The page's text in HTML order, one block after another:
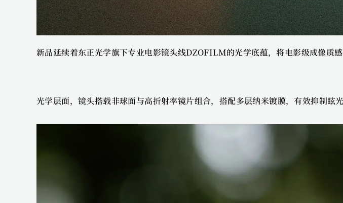
新品延续着东正光学旗下专业电影镜头线DZOFILM的光学底蕴，将电影级成像质
光学层面，镜头搭载非球面与高折射率镜片组合，搭配多层纳米镀膜，有效抑制眩